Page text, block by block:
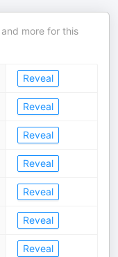
more for this
Reveal
Reveal
Reveal
Reveal
Reveal
Reveal
Reveal